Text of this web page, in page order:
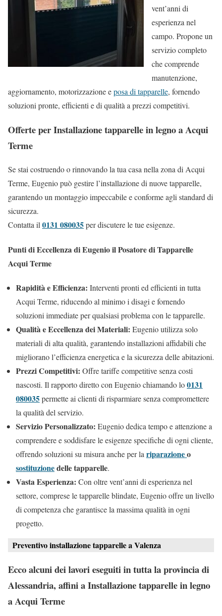
vent’anni di
esperienza nel
campo. Propone un
servizio completo
che comprende
manutenzione,
aggiornamento, motorizzazione eposa di tapparelle, fornendo
soluzioni pronte, efficienti e di qualità a prezzi competitivi.
Offerte per Installazione tapparelle in legno a Acqui
Terme
Se stai costruendo o rinnovando la tua casa nella zona di Acqui
Terme, Eugenio può gestire l’installazione di nuove tapparelle,
garantendo un montaggio impeccabile e conforme agli standard di
sicurezza.
Contatta il0131 080035per discutere le tue esigenze.
Punti di Eccellenza di Eugenio il Posatore di Tapparelle
Acqui Terme
Rapidità e Efficienza: Interventi pronti ed efficienti in tutta
Acqui Terme, riducendo al minimo i disagi e fornendo
soluzioni immediate per qualsiasi problema con le tapparelle.
Qualità e Eccellenza dei Materiali: Eugenio utilizza solo
materiali di alta qualità, garantendo installazioni affidabili che
migliorano l’efficienza energetica e la sicurezza delle abitazioni.
Prezzi Competitivi: Offre tariffe competitive senza costi
nascosti. Il rapporto diretto con Eugenio chiamando lo0131
080035permette ai clienti di risparmiare senza compromettere
la qualità del servizio.
Servizio Personalizzato: Eugenio dedica tempo e attenzione a
comprendere e soddisfare le esigenze specifiche di ogni cliente,
offrendo soluzioni su misura anche per la riparazioneo
sostituzionedelle tapparelle.
Vasta Esperienza: Con oltre vent’anni di esperienza nel
settore, comprese le tapparelle blindate, Eugenio offre un livello
di competenza che garantisce la massima qualità in ogni
progetto.
Preventivo installazione tapparelle a Valenza
Ecco alcuni dei lavori eseguiti in tutta la provincia di
Alessandria, affini a Installazione tapparelle in legno
a Acqui Terme